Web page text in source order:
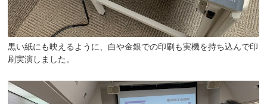
黒い紙にも映えるように、白や金銀での印刷も実機を持ち込んで印
刷実演しました。